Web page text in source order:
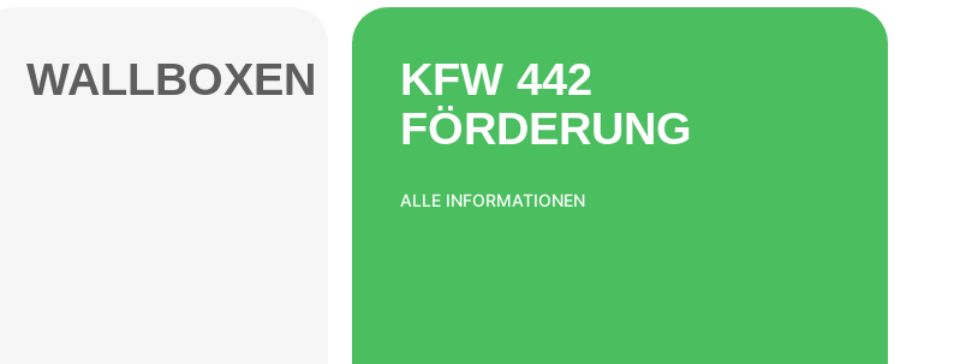
WALLBOXEN
KFW 442
FÖRDERUNG
ALLE INFORMATIONEN